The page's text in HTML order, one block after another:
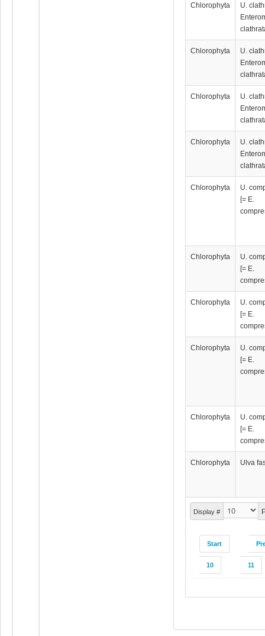
Display #
Start
10 11
Chlorophyta
U.
Chlorophyta
U.
Chlorophyta
U.
Chlorophyta
U.
Chlorophyta
U.
[= E.
Chlorophyta
U.
[= E.
Chlorophyta
U.
[= E.
Chlorophyta
U.
[= E.
Chlorophyta
U.
[= E.
Chlorophyta Ulva